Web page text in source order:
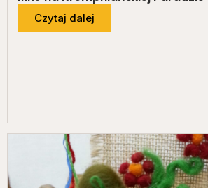
Czytaj dalej